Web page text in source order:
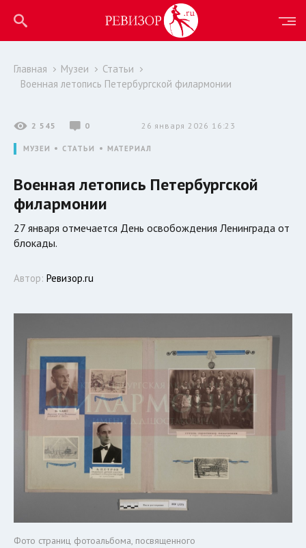
Главная Музеи
Статьи
Военная летопись Петербургской филармонии
2 545 0 26 января 2026 16:23
МУЗЕИ СТАТЬИ МАТЕРИАЛ
Военная летопись Петербургской
филармонии
27 января отмечается День освобождения Ленинграда от
блокады.
Автор: Ревизор.ru
Фото страниц фотоальбома, посвященного